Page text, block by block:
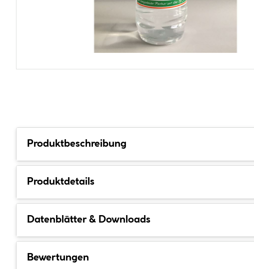
Produktbeschreibung
Produktdetails
Datenblätter & Downloads
Bewertungen